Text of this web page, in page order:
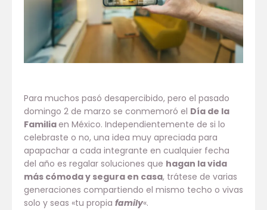
Para muchos pasó desapercibido, pero el pasado
domingo 2 de marzo se conmemoró el Día de la
Familia en México. Independientemente de si lo
celebraste o no, una idea muy apreciada para
apapachar a cada integrante en cualquier fecha
del año es regalar soluciones que hagan la vida
más cómoda y segura en casa, trátese de varias
generaciones compartiendo el mismo techo o vivas
solo y seas «tu propia family«.